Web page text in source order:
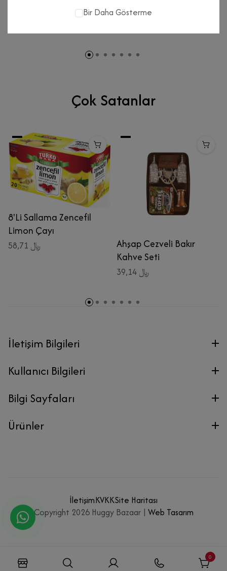
Matcha Doğadan
Ananaslı
Çok Satanlar
8'Li Sallama Zencefil
Limon Çayı
58,71 ﷼
Ahşap Cezveli Bakır
Kahve Seti
39,14 ﷼
İletişim Bilgileri
Kullanıcı Bilgileri
Bilgi Sayfaları
Ürünler
İletişimKVKKSite Haritası
Copyright 2026 Huggy Bazaar | Web Tasarım
0
Bir Daha Gösterme